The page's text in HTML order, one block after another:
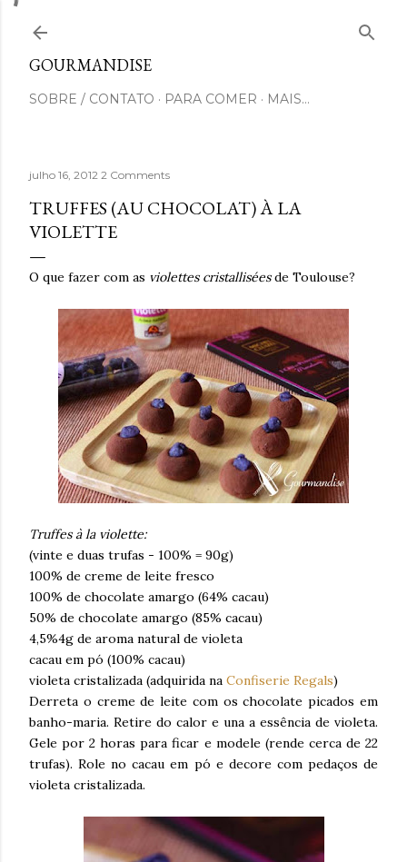
GOURMANDISE
SOBRE / CONTATO PARA COMER MAIS…
julho 16, 2012 2 Comments
TRUFFES (AU CHOCOLAT) À LA
VIOLETTE
O que fazer com as violettes cristalliséesde Toulouse?
Truffes à la violette:
(vinte e duas trufas - 100% = 90g)
100% de creme de leite fresco
100% de chocolate amargo (64% cacau)
50% de chocolate amargo (85% cacau)
4,5%4g de aroma natural de violeta
cacau em pó (100% cacau)
violeta cristalizada (adquirida na Confiserie Regals)
Derreta o creme de leite com os chocolate picados em
banho-maria. Retire do calor e una a essência de violeta.
Gele por 2 horas para ficar e modele (rende cerca de 22
trufas). Role no cacau em pó e decore com pedaços de
violeta cristalizada.